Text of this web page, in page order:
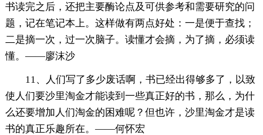
书读完之后，还把主要酶论点及可供参考和需要研究的问
题，记在笔记本上。这样做有两点好处：一是便于查找；
二是摘一次，过一次脑子。读懂才会摘，为了摘，必须读
懂。——廖沫沙
11、人们写了多少废话啊，书已经出得够多了，以致
使人们要沙里淘金才能读到一些真正好的书，那么，为什
么还要增加人们淘金的困难呢？但也许，沙里淘金才是读
书的真正乐趣所在。——何怀宏